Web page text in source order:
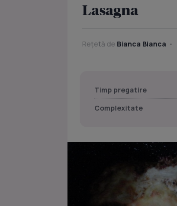
Lasagna
Rețetă de Bianca Bianca
Timp pregatire
Complexitate